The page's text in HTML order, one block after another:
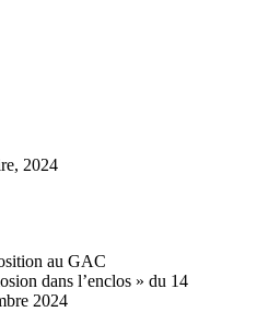
2024
au GAC
dans l’enclos » du 14
2024